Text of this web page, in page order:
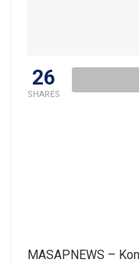
26
SHARES
MASAPNEWS –